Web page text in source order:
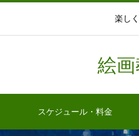
楽し
絵
スケジュール・料金